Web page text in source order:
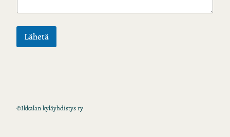
Lähetä
©Ikkalan kyläyhdistys ry